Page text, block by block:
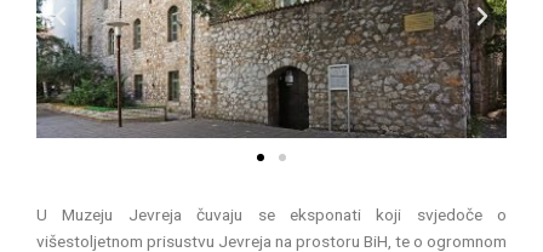
P
r
e
v
i
N
e
x
t
U Muzeju Jevreja čuvaju se eksponati koji svjedoče o
višestoljetnom prisustvu Jevreja na prostoru BiH, te o ogromnom